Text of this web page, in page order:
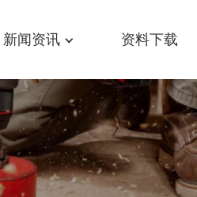
新闻资讯 资料下载